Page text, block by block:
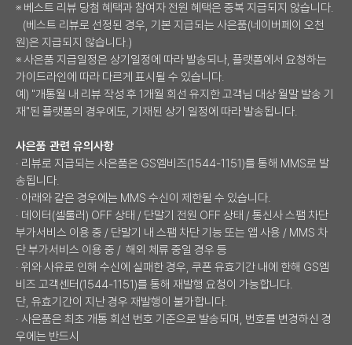
※ 베스트 리뷰 당첨 혜택과 참여자 전원 혜택은 중복 지급되지 않습니다.
(베스트 리뷰로 선정된 경우, 기본 지급되는 사은품(네이버페이 오천
원)은 지급되지 않습니다.)
※ 사은품 지급일정은 상기일정에 따라 발송되나, 플랫폼에서 요청하는
가이드라인에 따라 다르게 표시될 수 있습니다.
예) "개통월 내 리뷰 작성 후 1개월 회선 유지한 고객님 대상 월말 발송 기
재"된 플랫폼의 경우에도, 기재된 상기 일정에 따라 발송됩니다.
사은품 관련 유의사항
· 리뷰로 지급되는 사은품은 GS엠비즈(1544-1151)를 통해 MMS로 발
송됩니다.
· 아래와 같은 경우에는 MMS 수신이 제한될 수 있습니다.
· 데이터(셀룰러) OFF 상태 / 단말기 전원 OFF 상태 / 통신사 스팸 차단
부가서비스 이용 중 / 단말기 내 스팸 차단 기능 또는 앱 사용 / MMS 차
단 부가서비스 이용 중 / 해외 체류 중일 경우 등
· 위와 사유로 인해 수신에 실패한 경우, 쿠폰 유효기간 내에 한해 GS엠
비즈 고객센터(1544-1151)를 통해 재발행 요청이 가능합니다.
단, 유효기간이 지난 경우 재발행이 불가합니다.
· 사은품은 최초 개통 회선 번호 기준으로 발송되며, 번호를 변경하신 경
우에는 반드시